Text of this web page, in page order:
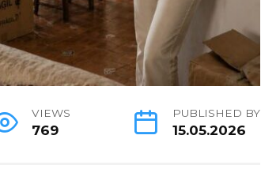
VIEWS
769
PUBLISHED BY
15.05.2026